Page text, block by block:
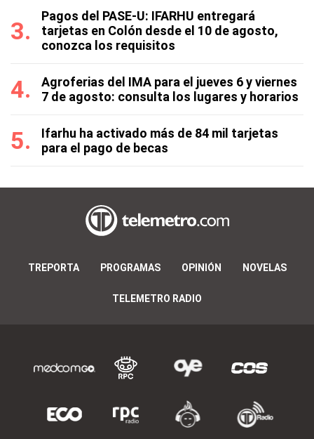
Pagos del PASE-U: IFARHU entregará
tarjetas en Colón desde el 10 de agosto,
conozca los requisitos
Agroferias del IMA para el jueves 6 y viernes
7 de agosto: consulta los lugares y horarios
Ifarhu ha activado más de 84 mil tarjetas
para el pago de becas
TREPORTA PROGRAMAS OPINIÓN NOVELAS
TELEMETRO RADIO